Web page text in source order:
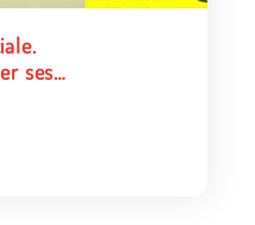
ses